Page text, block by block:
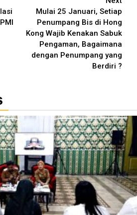
Mulai 25 Januari, Setiap
Penumpang Bis di Hong
Kong Wajib Kenakan Sabuk
Pengaman, Bagaimana
dengan Penumpang yang
Berdiri ?